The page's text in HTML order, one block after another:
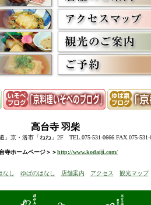
うございました。
高台寺・圓徳院・春の夜間ライトアップの
お越しの際のお食事に、ぜひ当店をご利用下
15
高台寺・秋の夜間特別拝観終了に伴い、表
たくさんのお客様にお越しいただき、あり
来年1月からの催しを2件表示させていただき
ぜひご予約下さい。
12/13(土)は寺院行事の為、休業とさせてい
20
高台寺・圓徳院・秋の夜間特別拝観のお知
前日までにご予約ください。
当日はお並びいただいた順に席へご案内い
高台寺・秋の夜の観月茶会と秋の夜間特別
らせを追加しました。
昨今の原材料費・燃料費・人件費等の高騰
いただきます
高台寺 羽柴
京・洛市「ねね」2F TEL.075-531-0666 FAX.075-
寺ホームページ＞＞http://www.kodaiji.com/
し ゆばのはなし 店舗案内 アクセス 観光マップ